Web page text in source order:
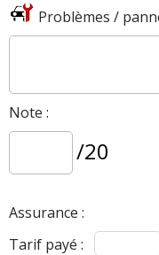
Problèmes /
Note :
/20
Assurance :
Tarif payé :